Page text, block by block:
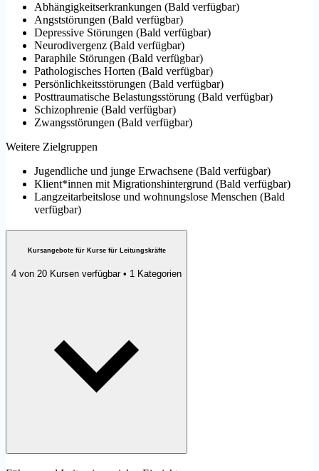
Abhängigkeitserkrankungen (Bald verfügbar)
Angststörungen (Bald verfügbar)
Depressive Störungen (Bald verfügbar)
Neurodivergenz (Bald verfügbar)
Paraphile Störungen (Bald verfügbar)
Pathologisches Horten (Bald verfügbar)
Persönlichkeitsstörungen (Bald verfügbar)
Posttraumatische Belastungsstörung (Bald verfügbar)
Schizophrenie (Bald verfügbar)
Zwangsstörungen (Bald verfügbar)
Weitere Zielgruppen
Jugendliche und junge Erwachsene (Bald verfügbar)
Klient*innen mit Migrationshintergrund (Bald verfügbar)
Langzeitarbeitslose und wohnungslose Menschen (Bald
verfügbar)
Kursangebote für Kurse für Leitungskräfte
4 von 20 Kursen verfügbar • 1 Kategorien